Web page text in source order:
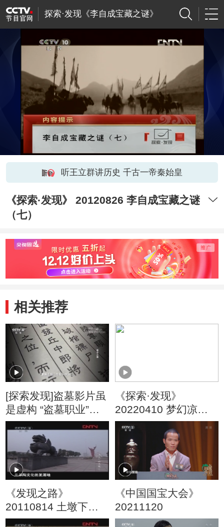
探索·发现《李自成宝藏之谜》
听王立群讲历史 千古一帝秦始皇
《探索·发现》 20120826 李自成宝藏之谜
（七）
相关推荐
[探索发现]盗墓影片虽
是虚构 “盗墓职业”却
是真实存在
《探索·发现》
20220410 梦幻凉州
（1） 都会
《发现之路》
20110814 土墩下的
王陵（上）
《中国国宝大会》
20211120